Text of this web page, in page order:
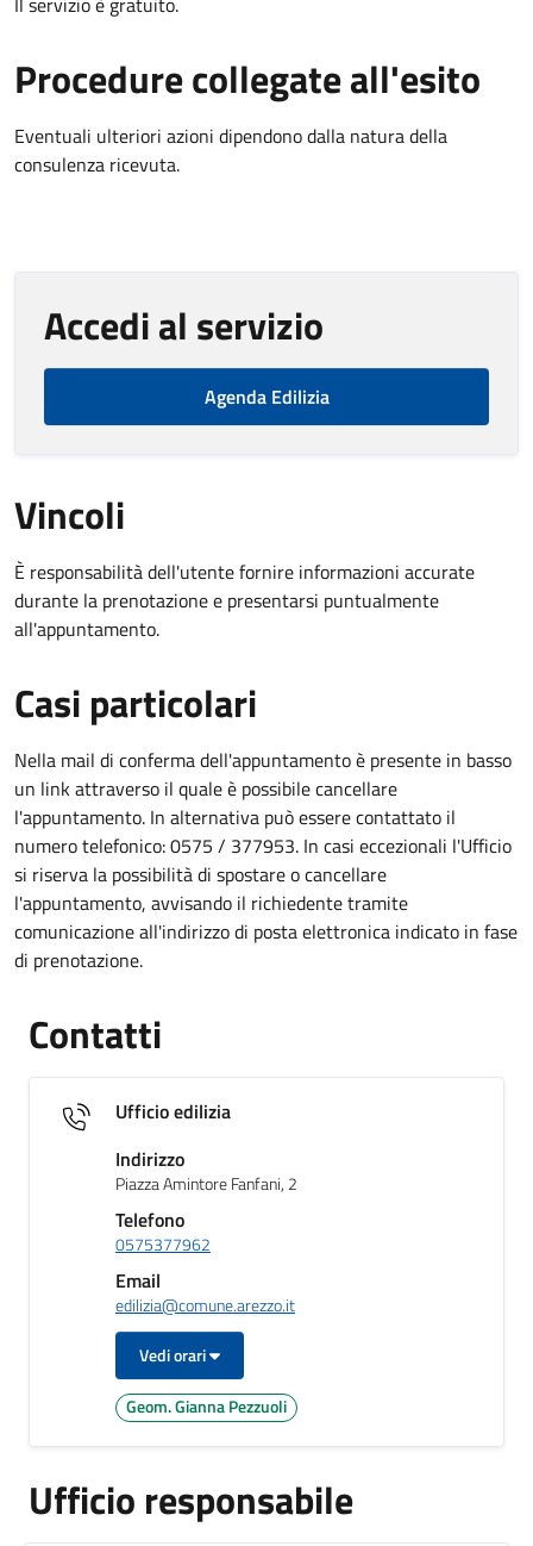
Procedure collegate all'esito
Eventuali ulteriori azioni dipendono dalla natura della
consulenza ricevuta.
Accedi al servizio
Agenda Edilizia
Vincoli
È responsabilità dell'utente fornire informazioni accurate
durante la prenotazione e presentarsi puntualmente
all'appuntamento.
Casi particolari
Nella mail di conferma dell'appuntamento è presente in basso
un link attraverso il quale è possibile cancellare
l'appuntamento. In alternativa può essere contattato il
numero telefonico: 0575 / 377953. In casi eccezionali l'Ufficio
si riserva la possibilità di spostare o cancellare
l'appuntamento, avvisando il richiedente tramite
comunicazione all'indirizzo di posta elettronica indicato in fase
di prenotazione.
Contatti
Ufficio edilizia
Indirizzo
Piazza Amintore Fanfani, 2
Telefono
0575377962
Email
edilizia@comune.arezzo.it
Vedi orari
Geom. Gianna Pezzuoli
Ufficio responsabile